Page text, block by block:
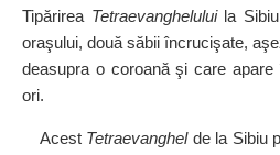
Tipărirea Tetraevangheluluila Sibiu
oraşului, două săbii încrucişate,
deasupra o coroană şi care
ori.
Acest Tetraevanghelde la Sibiu